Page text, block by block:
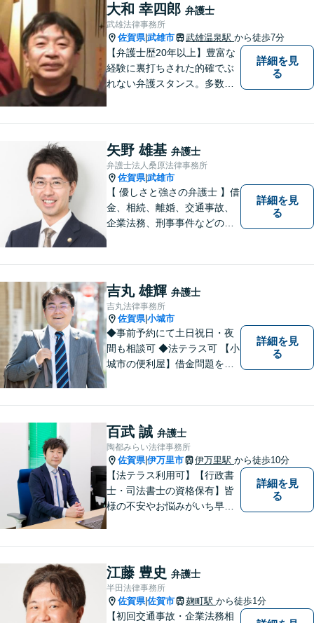
大和 幸四郎 弁護士
武雄法律事務所
佐賀県|武雄市 武雄温泉駅 から徒歩7分
【弁護士歴20年以上】豊富な
経験に裏打ちされた的確でぶ
れない弁護スタンス。多数の
法書士などとも連携しワンス
トップで解決。難事件には他
弁護士と協力も。元調停委
員。
詳細を見
る
矢野 雄基 弁護士
弁護士法人桑原法律事務所
佐賀県|武雄市
【 優しさと強さの弁護士 】借
金、相続、離婚、交通事故、
企業法務、刑事事件などのご
チーム体制による迅速で最適
なリーガルサービスを提供い
たします。
詳細を見
る
吉丸 雄輝 弁護士
吉丸法律事務所
佐賀県|小城市
◆事前予約にて土日祝日・夜
間も相談可 ◆法テラス可 【小
城市の便利屋】借金問題を中
詳細を見
る
百武 誠 弁護士
陶都みらい法律事務所
佐賀県|伊万里市 伊万里駅 から徒歩10分
【法テラス利用可】【行政書
士・司法書士の資格保有】皆
様の不安やお悩みがいち早く
たします。また、依頼者様が
お悩みを話しやすい環境作り
を心がけております。
詳細を見
る
江藤 豊史 弁護士
半田法律事務所
佐賀県|佐賀市 麹町駅 から徒歩1分
【初回交通事故・企業法務相